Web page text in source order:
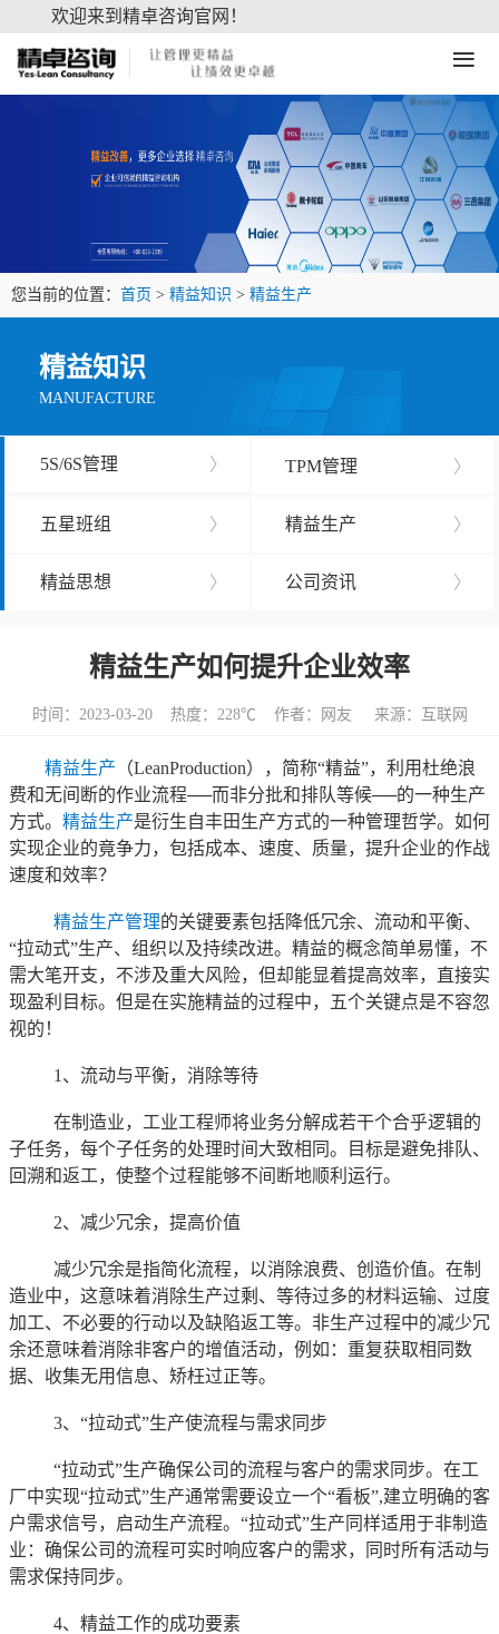
欢迎来到精卓咨询官网！
≡
您当前的位置： 首页 > 精益知识 > 精益生产
精益知识
MANUFACTURE
5S/6S管理 〉 TPM管理 〉
五星班组 〉 精益生产 〉
精益思想 〉 公司资讯 〉
精益生产如何提升企业效率
时间：2023-03-20 热度： 228℃ 作者：网友 来源：互联网
精益生产 （LeanProduction），简称“精益”，利用杜绝浪
费和无间断的作业流程──而非分批和排队等候──的一种生产
方式。 精益生产是衍生自丰田生产方式的一种管理哲学。如何
实现企业的竟争力，包括成本、速度、质量，提升企业的作战
速度和效率？
精益生产管理的关键要素包括降低冗余、流动和平衡、
“拉动式”生产、组织以及持续改进。精益的概念简单易懂，不
需大笔开支，不涉及重大风险，但却能显着提高效率，直接实
现盈利目标。但是在实施精益的过程中，五个关键点是不容忽
视的！
1、流动与平衡，消除等待
在制造业，工业工程师将业务分解成若干个合乎逻辑的
子任务，每个子任务的处理时间大致相同。目标是避免排队、
回溯和返工，使整个过程能够不间断地顺利运行。
2、减少冗余，提高价值
减少冗余是指简化流程，以消除浪费、创造价值。在制
造业中，这意味着消除生产过剩、等待过多的材料运输、过度
加工、不必要的行动以及缺陷返工等。非生产过程中的减少冗
余还意味着消除非客户的增值活动，例如：重复获取相同数
据、收集无用信息、矫枉过正等。
3、“拉动式”生产使流程与需求同步
“拉动式”生产确保公司的流程与客户的需求同步。在工
厂中实现“拉动式”生产通常需要设立一个“看板”,建立明确的客
户需求信号，启动生产流程。“拉动式”生产同样适用于非制造
业：确保公司的流程可实时响应客户的需求，同时所有活动与
需求保持同步。
4、精益工作的成功要素